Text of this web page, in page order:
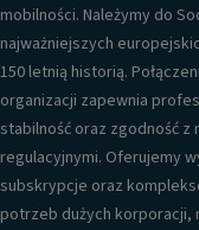
mobilności. Należymy do
najważniejszych
150 letnią historią.
organizacji zapewnia
stabilność oraz zgodność z
regulacyjnymi. Oferujemy
subskrypcje oraz
potrzeb dużych korporacji,